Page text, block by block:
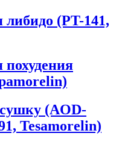
(PT-141,
(AOD-
Tesamorelin)